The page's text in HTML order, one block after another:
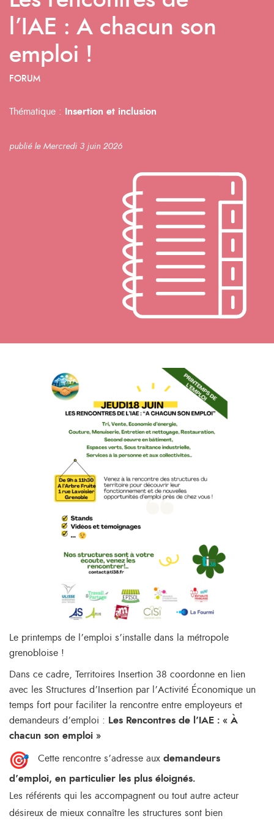
l’IAE : A chacun son
emploi !
FORUM
Thématique : Insertion et inclusion
publié le Mercredi 3 juin 2026
Le printemps de l’emploi s’installe dans la métropole
grenobloise !
Dans ce cadre, Territoires Insertion 38 coordonne en lien
avec les Structures d’Insertion par l’Activité Économique un
temps fort pour faciliter la rencontre entre employeurs et
demandeurs d’emploi : Les Rencontres de l’IAE : « À
chacun son emploi »
Cette rencontre s’adresse aux demandeurs
d’emploi, en particulier les plus éloignés.
Les référents qui les accompagnent ou tout autre acteur
désireux de mieux connaître les structures sont bien